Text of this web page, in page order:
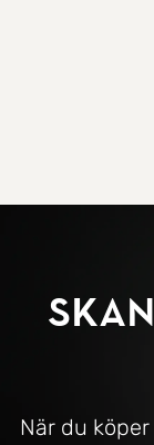
När du